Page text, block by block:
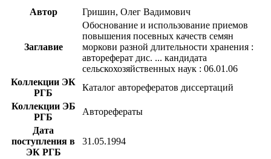
Автор Гришин, Олег Вадимович
Заглавие
Обоснование и использование приемов
повышения посевных качеств семян
моркови разной длительности хранения :
автореферат дис. ... кандидата
сельскохозяйственных наук : 06.01.06
Коллекции ЭК
РГБ
Каталог авторефератов диссертаций
Коллекции ЭБ
РГБ
Авторефераты
Дата
поступления в
ЭК РГБ
31.05.1994